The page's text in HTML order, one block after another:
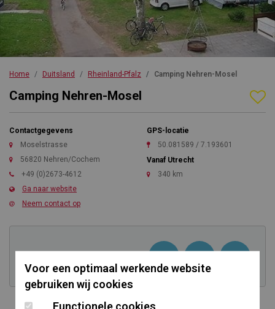
Voor een optimaal werkende website
gebruiken wij cookies
Functionele cookies
Camping Nehren-Mosel
Contactgegevens
Moselstrasse
56820 Nehren/Cochem
+49 (0)2673-4612
Ga naar website
Neem contact op
GPS-locatie
50.081589 / 7.193601
Vanaf Utrecht
340 km
Home Duitsland Rheinland-Pfalz Camping Nehren-Mosel